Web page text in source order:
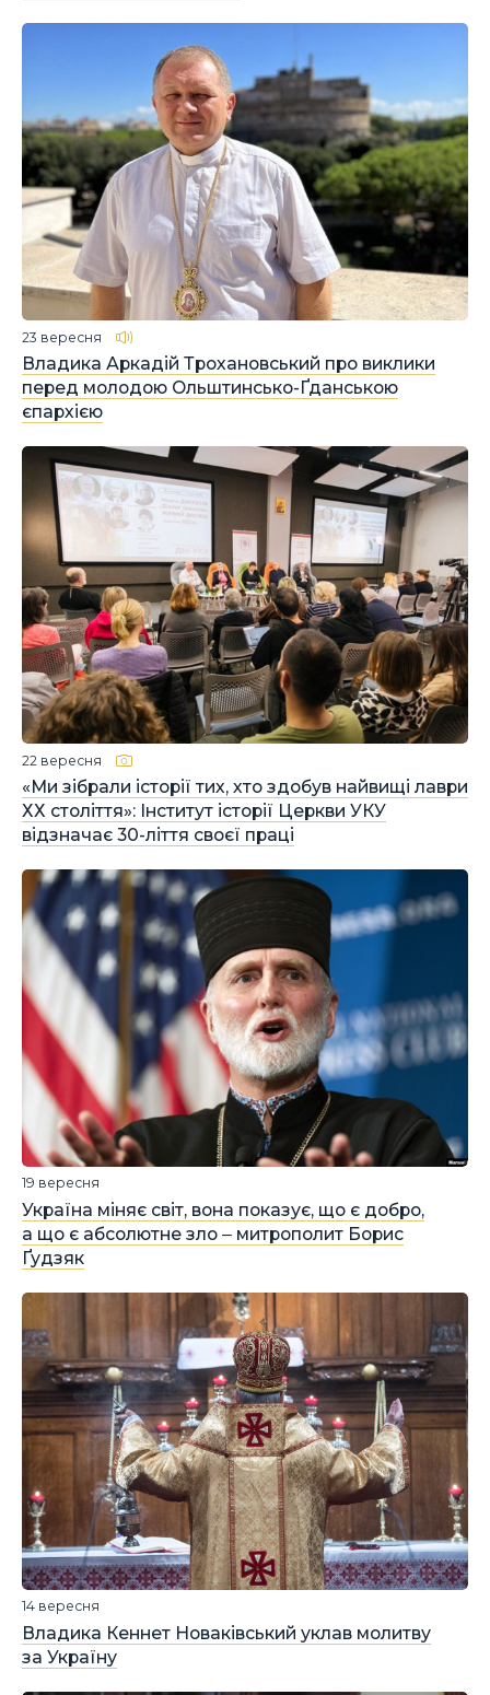
Владика Аркадій Трохановський про виклики
перед молодою Ольштинсько-Ґданською
єпархією
23 вересня
«Ми зібрали історії тих, хто здобув найвищі лаври
ХХ століття»: Інститут історії Церкви УКУ
відзначає 30-ліття своєї праці
22 вересня
Україна міняє світ, вона показує, що є добро,
а що є абсолютне зло ‒ митрополит Борис
Ґудзяк
19 вересня
Владика Кеннет Новаківський уклав молитву
за Україну
14 вересня